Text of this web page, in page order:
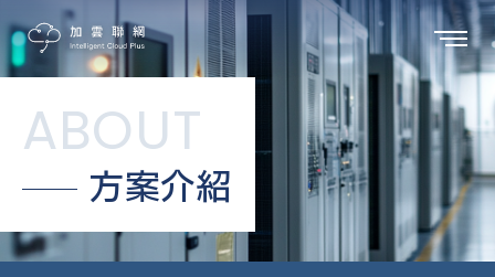
ABOUT
方案介紹